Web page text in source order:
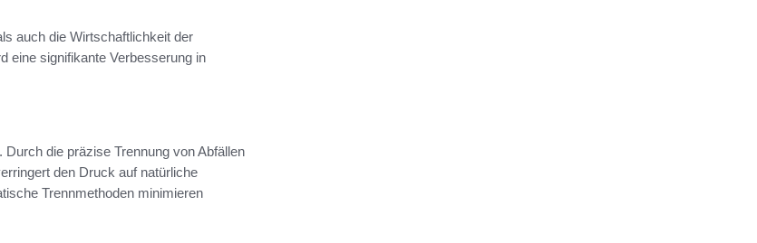
auch die Wirtschaftlichkeit der
eine signifikante Verbesserung in
Durch die präzise Trennung von Abfällen
den Druck auf natürliche
Trennmethoden minimieren